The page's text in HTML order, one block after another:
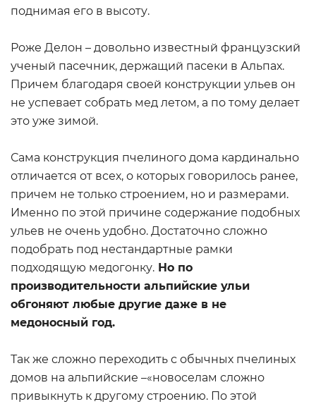
поднимая его в высоту.
Роже Делон – довольно известный французский
ученый пасечник, держащий пасеки в Альпах.
Причем благодаря своей конструкции ульев он
не успевает собрать мед летом, а по тому делает
это уже зимой.
Сама конструкция пчелиного дома кардинально
отличается от всех, о которых говорилось ранее,
причем не только строением, но и размерами.
Именно по этой причине содержание подобных
ульев не очень удобно. Достаточно сложно
подобрать под нестандартные рамки
подходящую медогонку. Но по
производительности альпийские ульи
обгоняют любые другие даже в не
медоносный год.
Так же сложно переходить с обычных пчелиных
домов на альпийские –«новоселам сложно
привыкнуть к другому строению. По этой